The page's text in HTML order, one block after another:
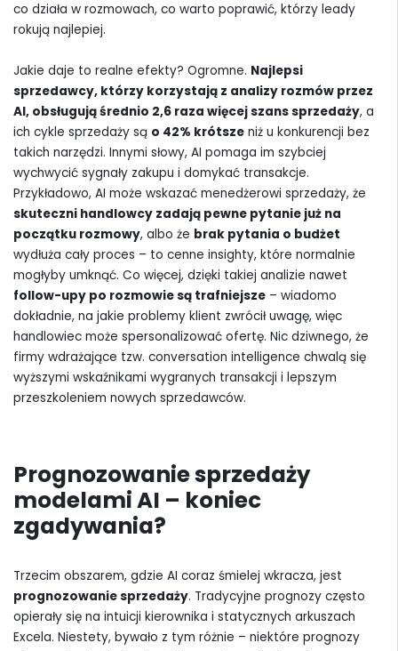
co działa w rozmowach, co warto poprawić, którzy leady
rokują najlepiej.
Jakie daje to realne efekty? Ogromne. Najlepsi
sprzedawcy, którzy korzystają z analizy rozmów przez
AI, obsługują średnio 2,6 raza więcej szans sprzedaży, a
ich cykle sprzedaży są o 42% krótsze niż u konkurencji bez
takich narzędzi. Innymi słowy, AI pomaga im szybciej
wychwycić sygnały zakupu i domykać transakcje.
Przykładowo, AI może wskazać menedżerowi sprzedaży, że
skuteczni handlowcy zadają pewne pytanie już na
początku rozmowy, albo że brak pytania o budżet
wydłuża cały proces – to cenne insighty, które normalnie
mogłyby umknąć. Co więcej, dzięki takiej analizie nawet
follow-upy po rozmowie są trafniejsze – wiadomo
dokładnie, na jakie problemy klient zwrócił uwagę, więc
handlowiec może spersonalizować ofertę. Nic dziwnego, że
firmy wdrażające tzw. conversation intelligence chwalą się
wyższymi wskaźnikami wygranych transakcji i lepszym
przeszkoleniem nowych sprzedawców.
Prognozowanie sprzedaży
modelami AI – koniec
zgadywania?
Trzecim obszarem, gdzie AI coraz śmielej wkracza, jest
prognozowanie sprzedaży. Tradycyjne prognozy często
opierały się na intuicji kierownika i statycznych arkuszach
Excela. Niestety, bywało z tym różnie – niektóre prognozy